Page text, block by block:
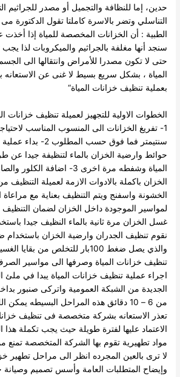
حدين، إما للنظافة والتجميل أو مصدر للجراثيم
التناسلي وتضر بالاسرة كاملتا تقول الدكتورة
الطبية : أن الخزانات المخصصة للمياة إذا أخذت
سنجد أنها مغلفة بالجراثيم والميكروبات لذا يجب
حتى لا تكون مصدرا للأمراض وانتقالها الى
المياة ، بشكل سريع بسيط لا غنى عن
بعملية تنظيف خزانات المياة“
الخطوات الاولية للتجهيز لعميلة تنظيف خزانات
سنتيمتر فما فوق حسب المطلوب
2- بداء
حوائط وارضية الخزان بالماء لتنظيفة جيدا عن
المياة وشفطه مرة اخرى
3- اضافة الكلور
الخزان باكملة بالادوات الازمة لعميلة التنظيف
الخشونة واسفنج ويتم التنظيف بعناية مع
لمواسير الموجودة داخل الخزان لضمان التنظيف
غسل الخزان مرة ثانية بالماء النظيف جيدا
نقوم تنظيف الجدران وارضية الخزان باستخدام
تنظيف خزانات المياة وصرفها الى مواسير
اجراء عملية تنظيف خزانات المياة يبدا في ملئ
الجديدة من الشبكة العمومية واتركى صنبور
من 6 – 10 دقائق
هذه المراحل البسيطه يمكن
تعذر الاستعانه بشركة متخصصة فى تنظيف
الاعتماد عليها لفترة طويلة حيث يجب تكملة هذا
مواد تطهيرية تقوم بها الشركة المتخصصة تمنع
لا ترى بالعين المجرده انظر الى مراحل تطهير
وإيضاح المتطلبات العامة وأسس تصميم وصيانة